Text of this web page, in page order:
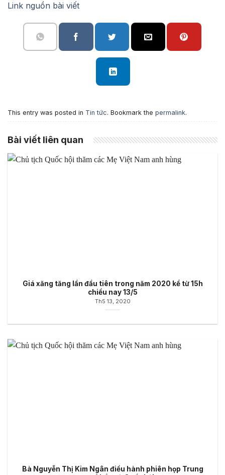
Link nguồn bài viết
This entry was posted in Tin tức. Bookmark the permalink.
Bài viết liên quan
Giá xăng tăng lần đầu tiên trong năm 2020 kể từ 15h
chiều nay 13/5
Th5 13, 2020
Bà Nguyễn Thị Kim Ngân điều hành phiên họp Trung